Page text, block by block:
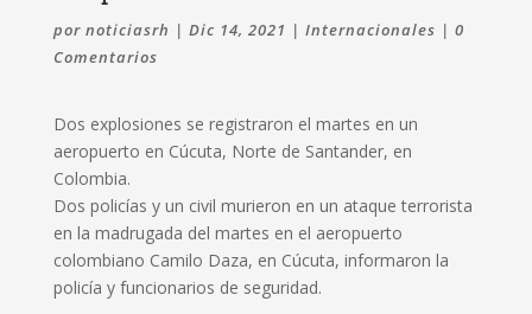
por noticiasrh | Dic 14, 2021 | Internacionales | 0
Comentarios
Dos explosiones se registraron el martes en un
aeropuerto en Cúcuta, Norte de Santander, en
Colombia.
Dos policías y un civil murieron en un ataque terrorista
en la madrugada del martes en el aeropuerto
colombiano Camilo Daza, en Cúcuta, informaron la
policía y funcionarios de seguridad.